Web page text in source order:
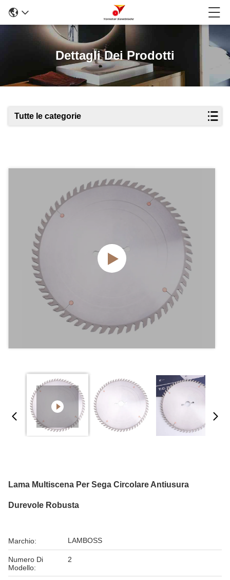
Dettagli Dei Prodotti
Tutte le categorie
Lama Multiscena Per Sega Circolare Antiusura
Durevole Robusta
Marchio: LAMBOSS
Numero Di
Modello:
2